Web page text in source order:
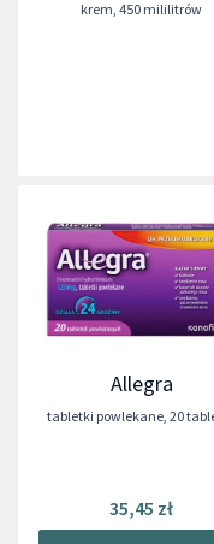
krem, 450 mililitrów
Allegra
tabletki powlekane, 20
35,45 zł